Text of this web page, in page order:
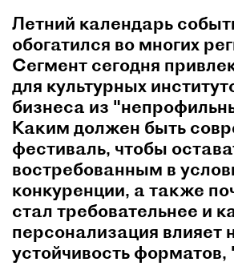
Летний календарь
обогатился во многих
Сегмент сегодня
для культурных
бизнеса из
Каким должен быть
фестиваль, чтобы
востребованным в
конкуренции, а также
стал требовательнее и
персонализация влияет
устойчивость